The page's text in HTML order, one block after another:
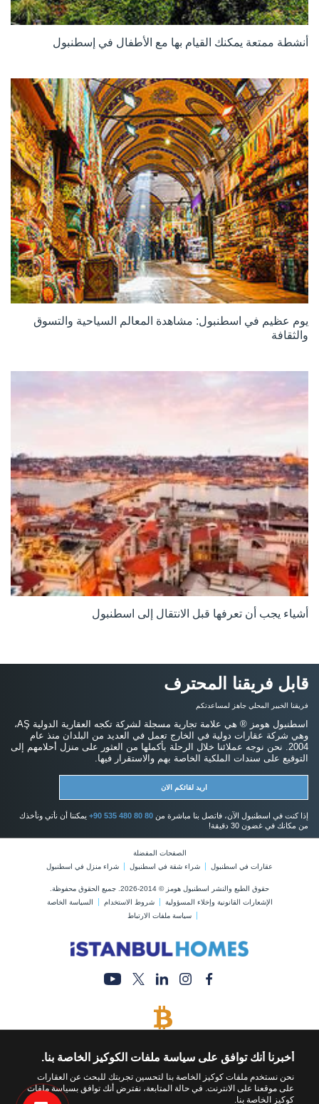
أنشطة ممتعة يمكنك القيام بها مع الأطفال في إسطنبول
يوم عظيم في اسطنبول: مشاهدة المعالم السياحية والتسوق
والثقافة
أشياء يجب أن تعرفها قبل الانتقال إلى اسطنبول
قابل فريقنا المحترف
فريقنا الخبير المحلي جاهز لمساعدتكم
اسطنبول هومز ® هي علامة تجارية مسجلة لشركة تكجه العقارية الدولية AŞ،
وهي شركة عقارات دولية في الخارج تعمل في العديد من البلدان منذ عام
2004. نحن نوجه عملائنا خلال الرحلة بأكملها من العثور على منزل أحلامهم إلى
التوقيع على سندات الملكية الخاصة بهم والاستقرار فيها.
اريد لقائكم الان
إذا كنت في اسطنبول الآن، فاتصل بنا مباشرة من +90 535 480 80 80 يمكننا أن نأتي ونأخذك
من مكانك في غضون 30 دقيقة!
الصفحات المفضلة
عقارات في اسطنبول
شراء شقة في اسطنبول شراء منزل في اسطنبول
حقوق الطبع والنشر اسطنبول هومز © 2014-2026. جميع الحقوق محفوظة.
الإشعارات القانونية وإخلاء المسؤولية
شروط الاستخدام
السياسة الخاصة
سياسة ملفات الارتباط
قم بشراء أي عقار عن طريق الدفع بالبيتكوين
أخبرنا أنك توافق على سياسة ملفات الكوكيز الخاصة بنا.
نحن نستخدم ملفات كوكيز الخاصة بنا لتحسين تجربتك للبحث عن العقارات
على موقعنا على الانترنت. في حالة المتابعة، نفترض أنك توافق بسياسة ملفات
كوكيز الخاصة بنا.